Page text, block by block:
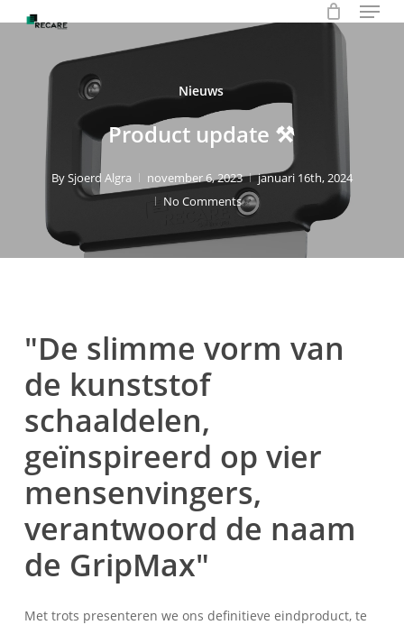
Nieuws
Product update ⚒
BySjoerd Algra november 6, 2023
januari 16th, 2024
No Comments
"De slimme vorm van
de kunststof
schaaldelen,
geïnspireerd op vier
mensenvingers,
verantwoord de naam
de GripMax"
Met trots presenteren we ons definitieve eindproduct, te